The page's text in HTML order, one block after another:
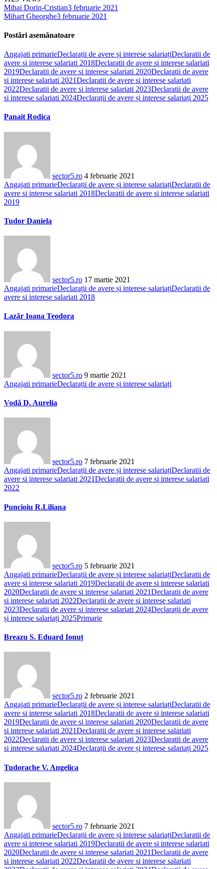
Mihai Dorin-Cristian3 februarie 2021
Mihart Gheorghe3 februarie 2021
Postări asemănatoare
Angajati primarieDeclarații de avere și interese salariațiDeclaratii de
avere si interese salariati 2018Declaratii de avere si interese salariati
2019Declaratii de avere si interese salariati 2020Declaratii de avere
si interese salariati 2021Declaratii de avere si interese salariati
2022Declaratii de avere si interese salariati 2023Declaratii de avere
si interese salariati 2024Declarații de avere și interese salariați 2025
Panait Rodica
sector5.ro 4 februarie 2021
Angajati primarieDeclarații de avere și interese salariațiDeclaratii de
avere si interese salariati 2018Declaratii de avere si interese salariati
2019
Tudor Daniela
sector5.ro 17 martie 2021
Angajati primarieDeclarații de avere și interese salariațiDeclaratii de
avere si interese salariati 2018
Lazăr Ioana Teodora
sector5.ro 9 martie 2021
Angajati primarieDeclarații de avere și interese salariați
Vodă D. Aurelia
sector5.ro 7 februarie 2021
Angajati primarieDeclarații de avere și interese salariațiDeclaratii de
avere si interese salariati 2021Declaratii de avere si interese salariati
2022
Puncioiu R.Liliana
sector5.ro 5 februarie 2021
Angajati primarieDeclarații de avere și interese salariațiDeclaratii de
avere si interese salariati 2019Declaratii de avere si interese salariati
2020Declaratii de avere si interese salariati 2021Declaratii de avere
si interese salariati 2022Declaratii de avere si interese salariati
2023Declaratii de avere si interese salariati 2024Declarații de avere
și interese salariați 2025Primarie
Breazu S. Eduard Ionuț
sector5.ro 2 februarie 2021
Angajati primarieDeclarații de avere și interese salariațiDeclaratii de
avere si interese salariati 2018Declaratii de avere si interese salariati
2019Declaratii de avere si interese salariati 2020Declaratii de avere
si interese salariati 2021Declaratii de avere si interese salariati
2022Declaratii de avere si interese salariati 2023Declaratii de avere
si interese salariati 2024Declarații de avere și interese salariați 2025
Tudorache V. Angelica
sector5.ro 7 februarie 2021
Angajati primarieDeclarații de avere și interese salariațiDeclaratii de
avere si interese salariati 2019Declaratii de avere si interese salariati
2020Declaratii de avere si interese salariati 2021Declaratii de avere
si interese salariati 2022Declaratii de avere si interese salariati